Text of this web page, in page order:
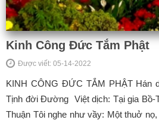
Kinh Công Đức Tắm Phật
Được viết: 05-14-2022
KINH CÔNG ĐỨC TẮM PHẬT Hán
Tịnh đời Đường Việt dịch: Tại gia Bồ-
Thuận Tôi nghe như vầy: Một thuở